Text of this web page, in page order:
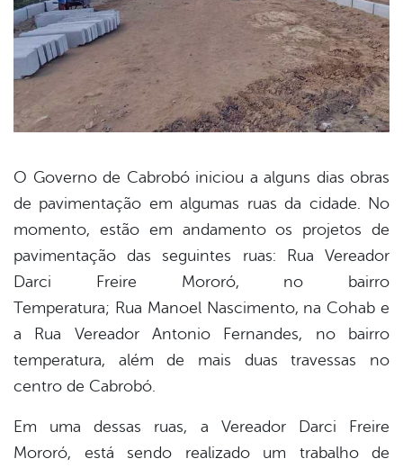
O Governo de Cabrobó iniciou a alguns dias obras
de pavimentação em algumas ruas da cidade. No
momento, estão em andamento os projetos de
pavimentação das seguintes ruas: Rua Vereador
Darci Freire Mororó, no bairro
Temperatura; Rua Manoel Nascimento, na Cohab e
a Rua Vereador Antonio Fernandes, no bairro
temperatura, além de mais duas travessas no
centro de Cabrobó.
Em uma dessas ruas, a Vereador Darci Freire
Mororó, está sendo realizado um trabalho de